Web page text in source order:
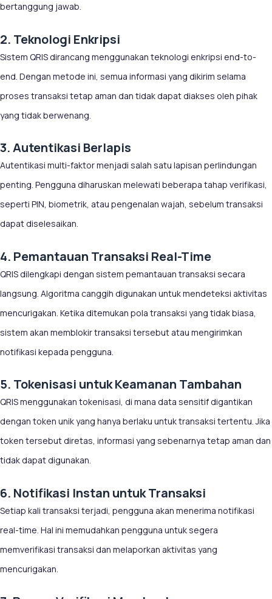
bertanggung jawab.
2. Teknologi Enkripsi
Sistem QRIS dirancang menggunakan teknologi enkripsi end-to-
end. Dengan metode ini, semua informasi yang dikirim selama
proses transaksi tetap aman dan tidak dapat diakses oleh pihak
yang tidak berwenang.
3. Autentikasi Berlapis
Autentikasi multi-faktor menjadi salah satu lapisan perlindungan
penting. Pengguna diharuskan melewati beberapa tahap verifikasi,
seperti PIN, biometrik, atau pengenalan wajah, sebelum transaksi
dapat diselesaikan.
4. Pemantauan Transaksi Real-Time
QRIS dilengkapi dengan sistem pemantauan transaksi secara
langsung. Algoritma canggih digunakan untuk mendeteksi aktivitas
mencurigakan. Ketika ditemukan pola transaksi yang tidak biasa,
sistem akan memblokir transaksi tersebut atau mengirimkan
notifikasi kepada pengguna.
5. Tokenisasi untuk Keamanan Tambahan
QRIS menggunakan tokenisasi, di mana data sensitif digantikan
dengan token unik yang hanya berlaku untuk transaksi tertentu. Jika
token tersebut diretas, informasi yang sebenarnya tetap aman dan
tidak dapat digunakan.
6. Notifikasi Instan untuk Transaksi
Setiap kali transaksi terjadi, pengguna akan menerima notifikasi
real-time. Hal ini memudahkan pengguna untuk segera
memverifikasi transaksi dan melaporkan aktivitas yang
mencurigakan.